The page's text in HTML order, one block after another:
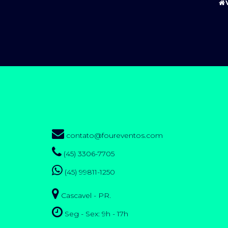
contato@foureventos.com
(45) 3306-7705
(45) 99811-1250
Cascavel - PR.
Seg - Sex: 9h - 17h